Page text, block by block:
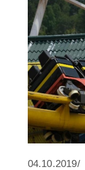
04.10.2019/